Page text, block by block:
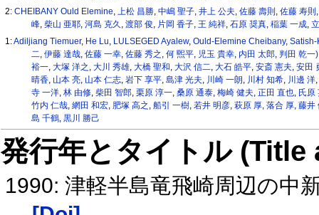
2:CHEIBANY Ould Elemine,上松 昌勝,中嶋 聖子,井上 公夫,佐藤 壽則 ,佐藤 寿則
峰, 柴山 亜耶, 河島 克久 , 渡部 俊, 片岡 香子, 王 純祥, 石原 奨真, 稲葉 一成,
1:Adiljiang Tiemuer, He Lu, LULSEGED Ayalew,Ould-Elemine Cheibany,
二, 伊藤 達哉, 佐藤 一幸, 佐藤 秀之 , 何 煕平, 児玉 貴幸, 内田 太郎, 判田 乾一)
裕一, 大塚 洋之 , 大川 秀雄, 大橋 聖和, 大沢 信二, 大石 皓平, 安斎 憲夫, 安田
晴香, 山本 亮, 山本 仁志, 岩下 享平, 島津 光夫, 川崎 一朗, 川村 知希, 川邊 洋,
寺 一洋, 林 由修, 柴田 智郎, 栗原 淳一, 桑原 通泰, 梅崎 健夫, 正田 直也, 氏原
竹内 仁哉, 網田 和宏, 肥塚 高之 , 船引 一樹, 若井 明彦, 萩原 厚, 落合 厚, 藤井
島 千鶴, 黒川 勝己
発行年とタイトル
1990: 津軽半島竜飛崎周辺の中